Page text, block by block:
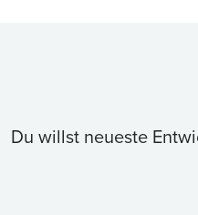
Du willst neueste